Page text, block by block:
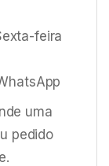
feira
uma
pedido